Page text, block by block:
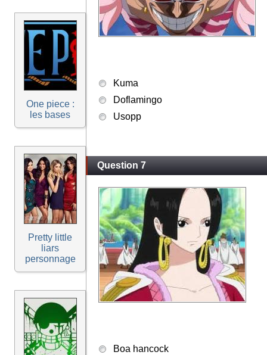
One piece :
les bases
Pretty little
liars
personnage
Kuma
Doflamingo
Usopp
Question 7
Boa hancock